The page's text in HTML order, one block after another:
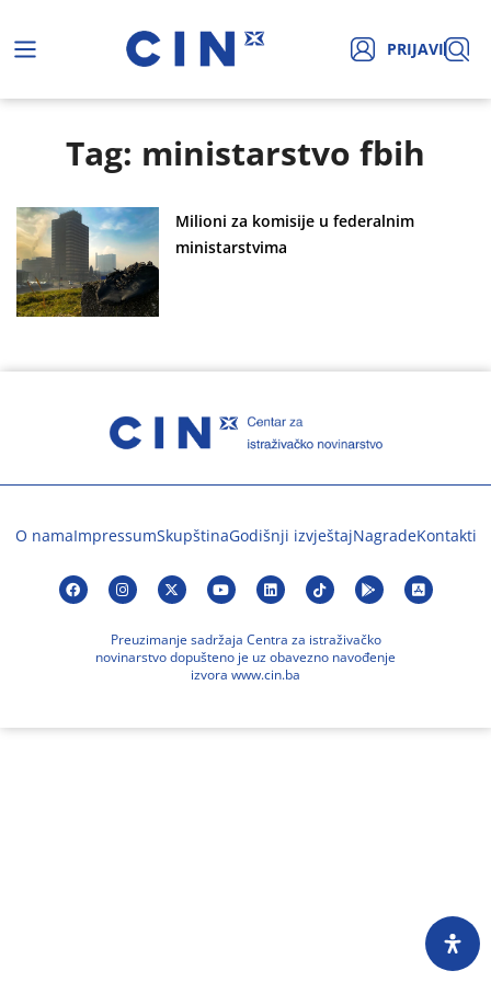
PRIJAVI
Tag: ministarstvo fbih
Milioni za komisije u federalnim
ministarstvima
O namaImpressumSkupštinaGodišnji izvještajNagradeKontakti
Preuzimanje sadržaja Centra za istraživačko
novinarstvo dopušteno je uz obavezno navođenje
izvora www.cin.ba